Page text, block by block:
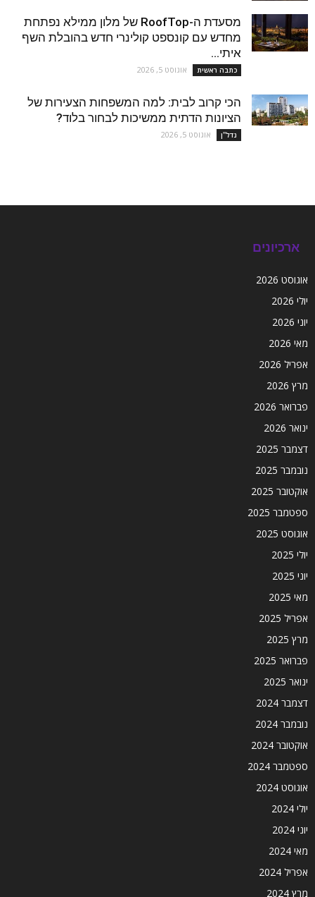
מסעדת ה-RoofTop של מלון ממילא נפתחת
מחדש עם קונספט קולינרי חדש בהובלת השף
איתי...
כתבה ראשית אוגוסט 5, 2026
הכי קרוב לבית: למה המשפחות הצעירות של
הציונות הדתית ממשיכות לבחור בלוד?
נדל''ן אוגוסט 5, 2026
ארכיונים
אוגוסט 2026
יולי 2026
יוני 2026
מאי 2026
אפריל 2026
מרץ 2026
פברואר 2026
ינואר 2026
דצמבר 2025
נובמבר 2025
אוקטובר 2025
ספטמבר 2025
אוגוסט 2025
יולי 2025
יוני 2025
מאי 2025
אפריל 2025
מרץ 2025
פברואר 2025
ינואר 2025
דצמבר 2024
נובמבר 2024
אוקטובר 2024
ספטמבר 2024
אוגוסט 2024
יולי 2024
יוני 2024
מאי 2024
אפריל 2024
מרץ 2024